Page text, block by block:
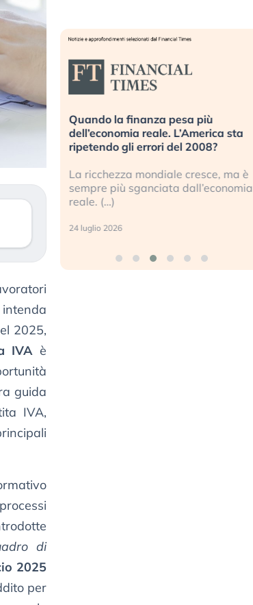
2025,
IVA è
guida
IVA,
di
2025
per
(…)
Quando la finanza pesa più
dell’economia reale. L’America sta
ripetendo gli errori del 2008?
La ricchezza mondiale cresce, ma è
sempre più sganciata dall’economia
reale. (…)
24 luglio 2026